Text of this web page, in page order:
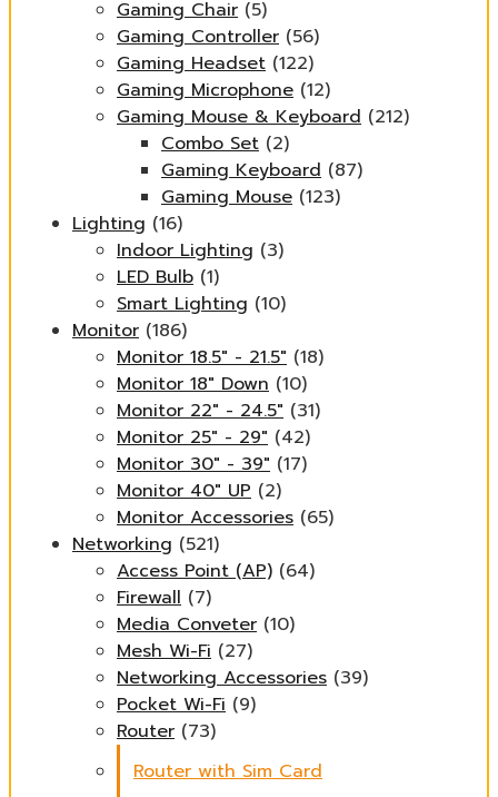
Gaming Chair (5)
Gaming Controller (56)
Gaming Headset (122)
Gaming Microphone (12)
Gaming Mouse & Keyboard (212)
Combo Set (2)
Gaming Keyboard (87)
Gaming Mouse (123)
Lighting (16)
Indoor Lighting (3)
LED Bulb (1)
Smart Lighting (10)
Monitor (186)
Monitor 18.5" - 21.5" (18)
Monitor 18" Down (10)
Monitor 22" - 24.5" (31)
Monitor 25" - 29" (42)
Monitor 30" - 39" (17)
Monitor 40" UP (2)
Monitor Accessories (65)
Networking (521)
Access Point (AP) (64)
Firewall (7)
Media Conveter (10)
Mesh Wi-Fi (27)
Networking Accessories (39)
Pocket Wi-Fi (9)
Router (73)
Router with Sim Card